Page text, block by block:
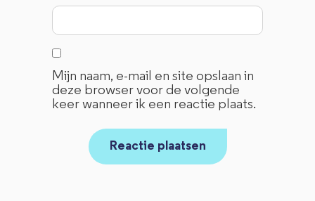
Mijn naam, e-mail en site opslaan in
deze browser voor de volgende
keer wanneer ik een reactie plaats.